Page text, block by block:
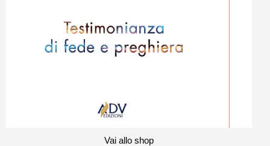
Vai allo shop